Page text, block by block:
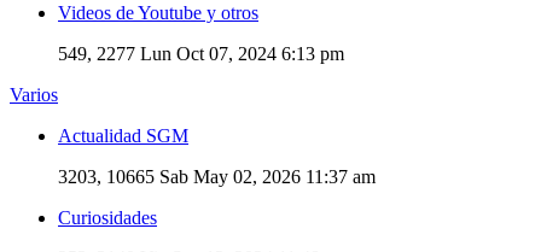
Videos de Youtube y otros
549, 2277 Lun Oct 07, 2024 6:13 pm
Varios
Actualidad SGM
3203, 10665 Sab May 02, 2026 11:37 am
Curiosidades